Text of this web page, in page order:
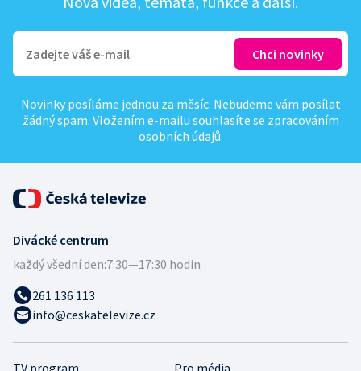
Novinky posíláme jednou za měsíc. Nebudeme vám posílat
žádný spam. Vložením e-mailu souhlasíte se zpracováním
osobních údajů.